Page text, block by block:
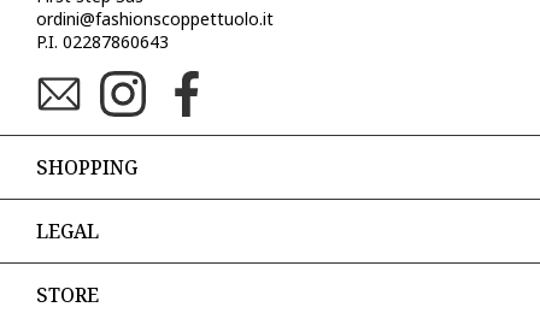
ordini@fashionscoppettuolo.it
P.I. 02287860643
SHOPPING
LEGAL
STORE